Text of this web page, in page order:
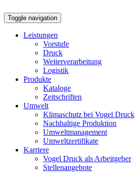
Toggle navigation
Leistungen
Vorstufe
Druck
Weiterverarbeitung
Logistik
Produkte
Kataloge
Zeitschriften
Umwelt
Klimaschutz bei Vogel Druck
Nachhaltige Produktion
Umweltmanagement
Umweltzertifikate
Karriere
Vogel Druck als Arbeitgeber
Stellenangebote